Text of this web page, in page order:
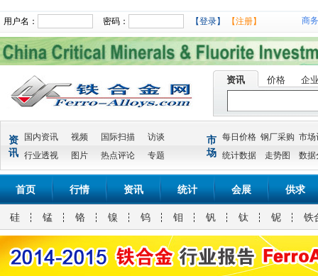
用户名： 密码： 【登录】 【注册】 商
资讯 价格 企
资
讯
国内资讯 视频 国际扫描
访谈
行业透视
图片 热点评论 专题
市
场
每日价格 钢厂采购 市场
统计数据
走势图 数据
首页 行情 资讯 统计 会展 供求
硅 锰 铬 镍 钨 钼 钒 钛 铌 铁